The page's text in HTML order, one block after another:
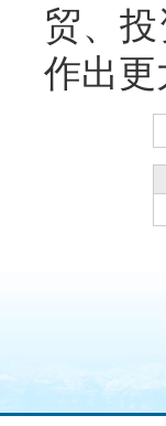
贸、
作出更